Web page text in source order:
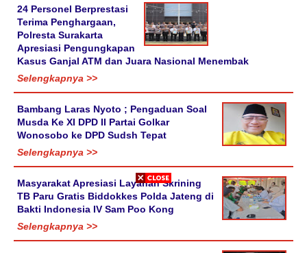
24 Personel Berprestasi
Terima Penghargaan,
Polresta Surakarta
Apresiasi Pengungkapan
Kasus Ganjal ATM dan Juara Nasional Menembak
Selengkapnya >>
Bambang Laras Nyoto ; Pengaduan Soal
Musda Ke XI DPD II Partai Golkar
Wonosobo ke DPD Sudsh Tepat
Selengkapnya >>
Masyarakat Apresiasi Layanan Skrining
TB Paru Gratis Biddokkes Polda Jateng di
Bakti Indonesia IV Sam Poo Kong
Selengkapnya >>